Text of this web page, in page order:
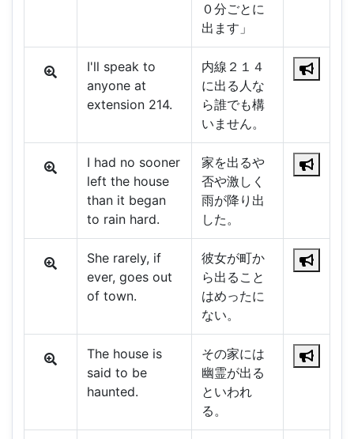
０分ごとに
出ます」
I'll speak to
anyone at
extension 214.
内線２１４
に出る人な
ら誰でも構
いません。
I had no sooner
left the house
than it began
to rain hard.
家を出るや
否や激しく
雨が降り出
した。
She rarely, if
ever, goes out
of town.
彼女が町か
ら出ること
はめったに
ない。
The house is
said to be
haunted.
その家には
幽霊が出る
といわれ
る。